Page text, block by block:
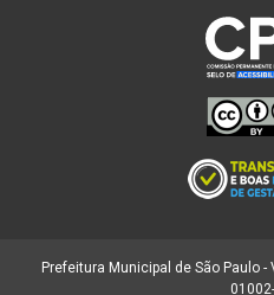
Prefeitura Municipal de São Paulo -